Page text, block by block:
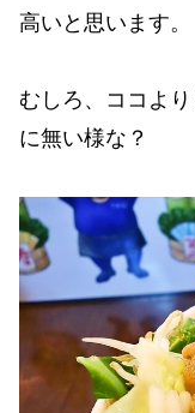
高いと思います。
むしろ、ココよ
に無い様な？